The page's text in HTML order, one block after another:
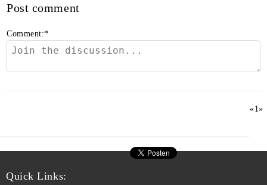
Post comment
Comment:*
«1»
Quick Links: